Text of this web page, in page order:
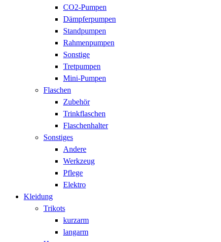
CO2-Pumpen
Dämpferpumpen
Standpumpen
Rahmenpumpen
Sonstige
Tretpumpen
Mini-Pumpen
Flaschen
Zubehör
Trinkflaschen
Flaschenhalter
Sonstiges
Andere
Werkzeug
Pflege
Elektro
Kleidung
Trikots
kurzarm
langarm